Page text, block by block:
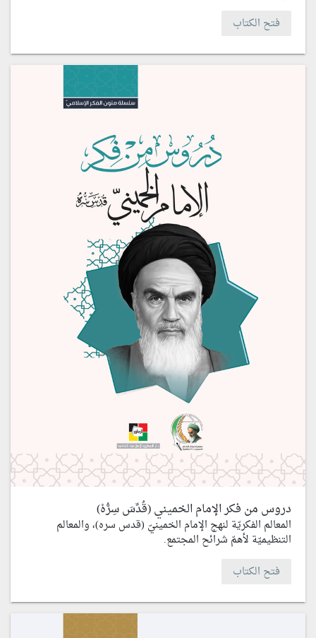
فتح الكتاب
دروس من فكر الإمام الخميني (قُدِّسَ سِرُّهْ)
المعالم الفكريّة لنهج الإمام الخمينيّ (قدس سره)، والمعالم
التنظيميّة لأهمّ شرائح المجتمع.
فتح الكتاب